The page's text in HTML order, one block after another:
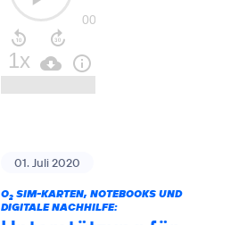
01. Juli 2020
O2SIM-KARTEN, NOTEBOOKS UND
DIGITALE NACHHILFE: